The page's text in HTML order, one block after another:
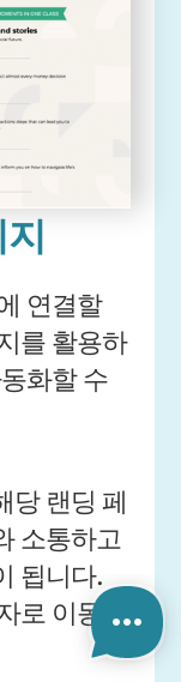
연결할
를 활용하
화할 수
당 랜딩 페
소통하고
됩니다.
로 이동합